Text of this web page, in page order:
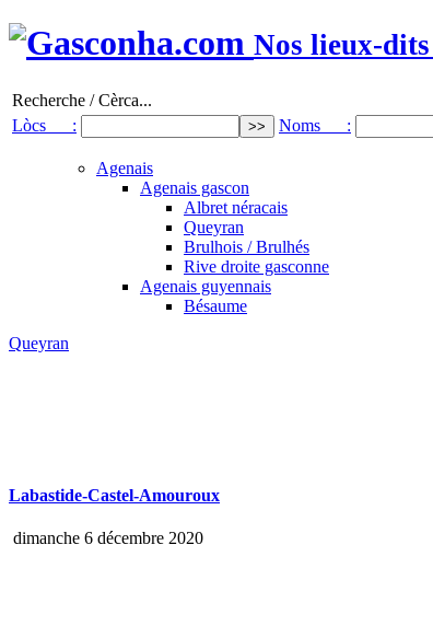
Nos lieux-dits
Recherche / Cèrca...
Lòcs :
Noms :
Agenais
Agenais gascon
Albret néracais
Queyran
Brulhois / Brulhés
Rive droite gasconne
Agenais guyennais
Bésaume
Queyran
Labastide-Castel-Amouroux
dimanche 6 décembre 2020